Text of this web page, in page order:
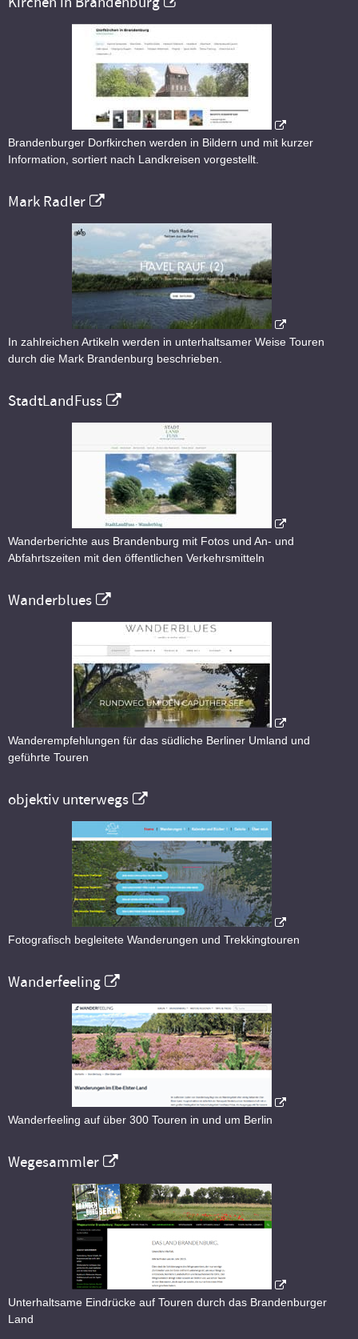
Brandenburger Dorfkirchen werden in Bildern und mit kurzer
Information, sortiert nach Landkreisen vorgestellt.
Mark Radler
In zahlreichen Artikeln werden in unterhaltsamer Weise Touren
durch die Mark Brandenburg beschrieben.
StadtLandFuss
Wanderberichte aus Brandenburg mit Fotos und An- und
Abfahrtszeiten mit den öffentlichen Verkehrsmitteln
Wanderblues
Wanderempfehlungen für das südliche Berliner Umland und
geführte Touren
objektiv unterwegs
Fotografisch begleitete Wanderungen und Trekkingtouren
Wanderfeeling
Wanderfeeling auf über 300 Touren in und um Berlin
Wegesammler
Unterhaltsame Eindrücke auf Touren durch das Brandenburger
Land